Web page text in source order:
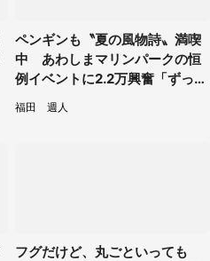
ペンギンも〝夏の風物詩〟満喫
中 あわしまマリンパークの恒
例イベントに2.2万興奮「ずっと
見てたい」
福田 週人
フグだけど、丸ごといっても